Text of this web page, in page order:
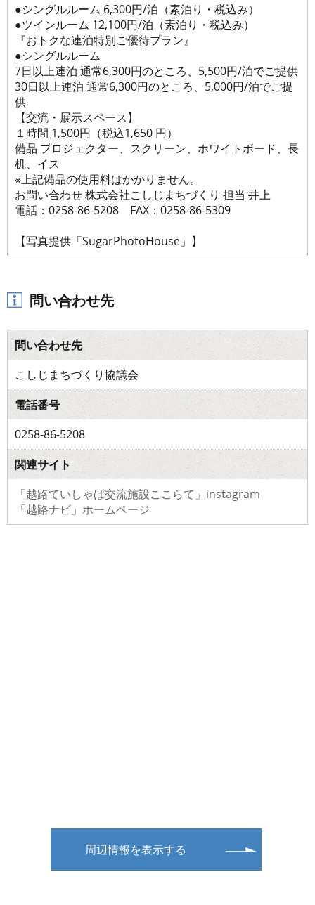
●シングルルーム 6,300円/泊（素泊り・税込み）
●ツインルーム 12,100円/泊（素泊り・税込み）
『おトクな連泊特別ご優待プラン』
●シングルルーム
7日以上連泊 通常6,300円のところ、5,500円/泊でご提供
30日以上連泊 通常6,300円のところ、5,000円/泊でご提
供
【交流・展示スペース】
１時間 1,500円（税込1,650 円）
備品 プロジェクター、スクリーン、ホワイトボード、長
机、イス
※上記備品の使用料はかかりません。
お問い合わせ 株式会社こしじまちづくり 担当 井上
電話：0258-86-5208 FAX：0258-86-5309
【写真提供「SugarPhotoHouse」】
問い合わせ先
問い合わせ先
こしじまちづくり協議会
電話番号
0258-86-5208
関連サイト
「越路ていしゃば交流施設ここらて」instagram
「越路ナビ」ホームページ
周辺情報を表示する